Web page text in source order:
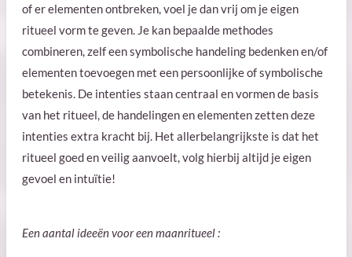
of er elementen ontbreken, voel je dan vrij om je eigen
ritueel vorm te geven. Je kan bepaalde methodes
combineren, zelf een symbolische handeling bedenken en/of
elementen toevoegen met een persoonlijke of symbolische
betekenis. De intenties staan centraal en vormen de basis
van het ritueel, de handelingen en elementen zetten deze
intenties extra kracht bij. Het allerbelangrijkste is dat het
ritueel goed en veilig aanvoelt, volg hierbij altijd je eigen
gevoel en intuïtie!
Een aantal ideeën voor een maanritueel :